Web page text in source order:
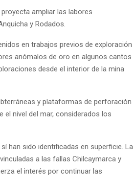
ampliar las labores
y Rodados.
en trabajos previos de exploración
anómalos de oro en algunos cantos
desde el interior de la mina
y plataformas de perforación
el nivel del mar, considerados los
han sido identificadas en superficie. La
a las fallas Chilcaymarca y
el interés por continuar las